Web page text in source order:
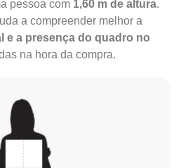
pessoa com 1,60 m de altura.
a compreender melhor a
e a presença do quadro no
na hora da compra.